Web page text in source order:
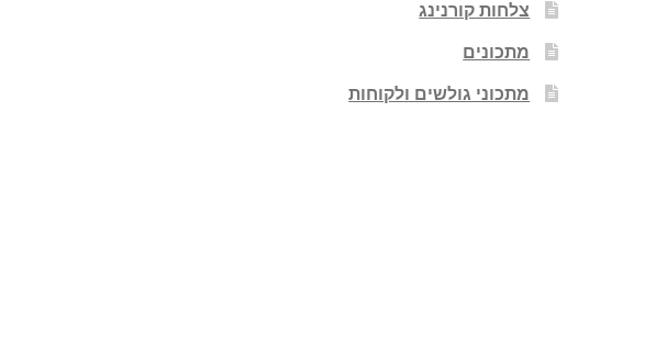
צלחות קורנינג
מתכונים
מתכוני גולשים ולקוחות